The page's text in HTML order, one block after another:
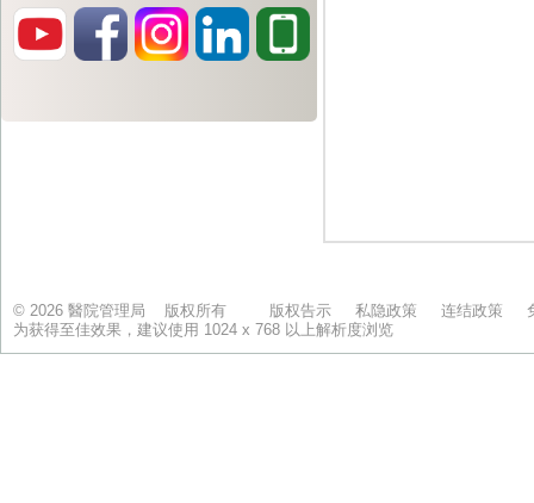
© 2026 醫院管理局 版权所有 版权告示 私隐政策 连结政策
为获得至佳效果，建议使用 1024 x 768 以上解析度浏览